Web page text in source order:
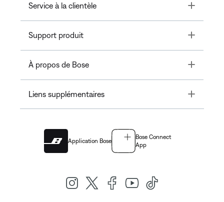
Service à la clientèle Toggle
Support produit Toggle
À propos de Bose Toggle
Liens supplémentaires Toggle
Application Bose
Bose Connect
App